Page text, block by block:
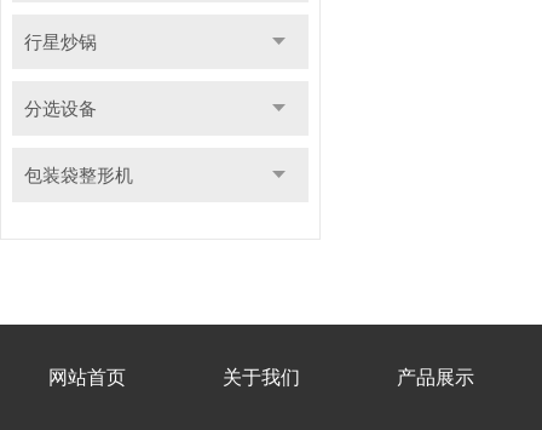
行星炒锅
分选设备
包装袋整形机
网站首页 关于我们 产品展示